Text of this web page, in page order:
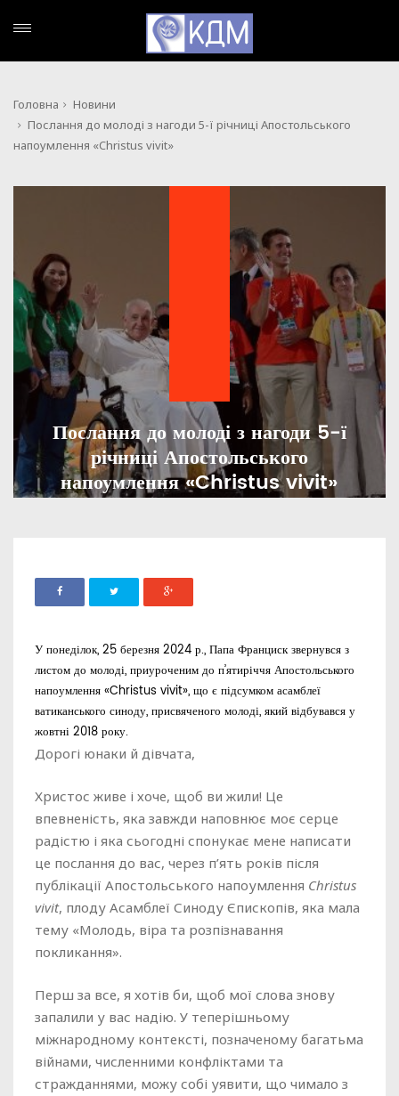
Головна
Новини
Послання до молоді з нагоди 5-ї річниці Апостольського
напоумлення «Christus vivit»
Послання до молоді з нагоди 5-ї
річниці Апостольського
напоумлення «Christus vivit»
У понеділок, 25 березня 2024 р., Папа Франциск звернувся з
листом до молоді, приуроченим до п’ятиріччя Апостольського
напоумлення «Christus vivit», що є підсумком асамблеї
ватиканського синоду, присвяченого молоді, який відбувався у
жовтні 2018 року.
Дорогі юнаки й дівчата,
Христос живе і хоче, щоб ви жили! Це
впевненість, яка завжди наповнює моє серце
радістю і яка сьогодні спонукає мене написати
це послання до вас, через п’ять років після
публікації Апостольського напоумлення Christus
vivit, плоду Асамблеї Синоду Єпископів, яка мала
тему «Молодь, віра та розпізнавання
покликання».
Перш за все, я хотів би, щоб мої слова знову
запалили у вас надію. У теперішньому
міжнародному контексті, позначеному багатьма
війнами, численними конфліктами та
стражданнями, можу собі уявити, що чимало з